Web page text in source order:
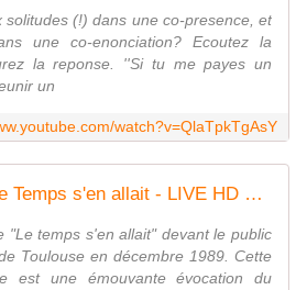
solitudes (!) dans une co-presence, et
une co-enonciation? Ecoutez la
la reponse. ''Si tu me payes un
un
watch?v=QlaTpkTgAsY
Francis Cabrel - Le Temps s'en allait - LIVE HD ET HQ STEREO 1989
"Le temps s'en allait" devant le public
Toulouse en décembre 1989. Cette
est une émouvante évocation du